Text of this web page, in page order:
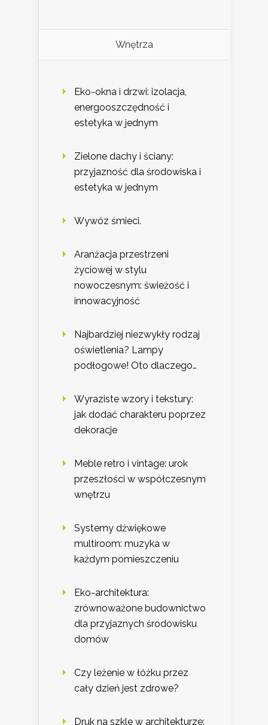
Wnętrza
Eko-okna i drzwi: izolacja,
energooszczędność i
estetyka w jednym
Zielone dachy i ściany:
przyjazność dla środowiska i
estetyka w jednym
Wywóz śmieci.
Aranżacja przestrzeni
życiowej w stylu
nowoczesnym: świeżość i
innowacyjność
Najbardziej niezwykły rodzaj
oświetlenia? Lampy
podłogowe! Oto dlaczego…
Wyraziste wzory i tekstury:
jak dodać charakteru poprzez
dekoracje
Meble retro i vintage: urok
przeszłości w współczesnym
wnętrzu
Systemy dźwiękowe
multiroom: muzyka w
każdym pomieszczeniu
Eko-architektura:
zrównoważone budownictwo
dla przyjaznych środowisku
domów
Czy leżenie w łóżku przez
cały dzień jest zdrowe?
Druk na szkle w architekturze: